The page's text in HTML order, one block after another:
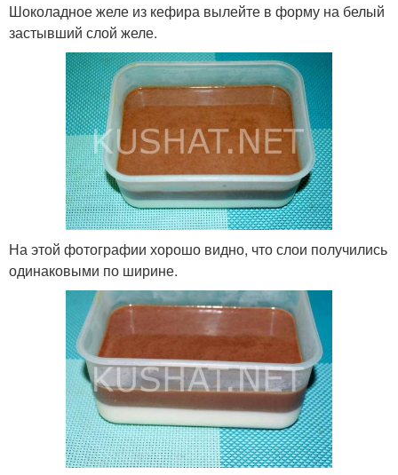
Шоколадное желе из кефира вылейте в форму на белый
застывший слой желе.
На этой фотографии хорошо видно, что слои получились
одинаковыми по ширине.